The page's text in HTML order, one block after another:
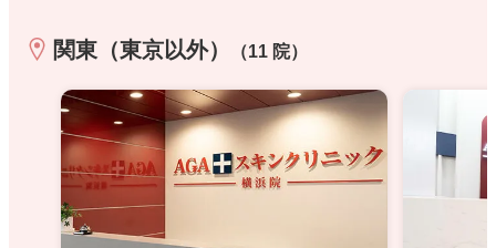
関東（東京以外） （11 院）